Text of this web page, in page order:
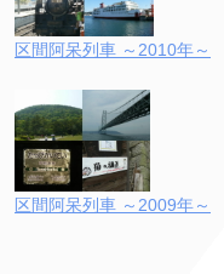
区間阿呆列車 ～2010年～
区間阿呆列車 ～2009年～